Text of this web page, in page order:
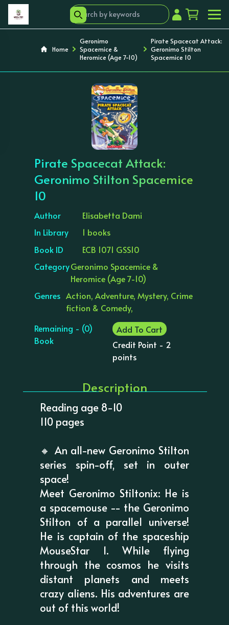
Home
Geronimo
Spacemice &
Heromice (Age 7-10)
Pirate Spacecat Attack:
Geronimo Stilton
Spacemice 10
‹ ›
Pirate Spacecat Attack:
Geronimo Stilton Spacemice
10
Author
Elisabetta Dami
In Library
1 books
Book ID
ECB 1071 GSS10
CategoryGeronimo Spacemice &
Heromice (Age 7-10)
Genres Action, Adventure, Mystery, Crime
fiction & Comedy,
Remaining - (0)
Book
Add To Cart
Credit Point - 2
points
Description
Reading age 8-10
110 pages
🔸 An all-new Geronimo Stilton
series spin-off, set in outer
space!
Meet Geronimo Stiltonix: He is
a spacemouse -- the Geronimo
Stilton of a parallel universe!
He is captain of the spaceship
MouseStar 1. While flying
through the cosmos he visits
distant planets and meets
crazy aliens. His adventures are
out of this world!